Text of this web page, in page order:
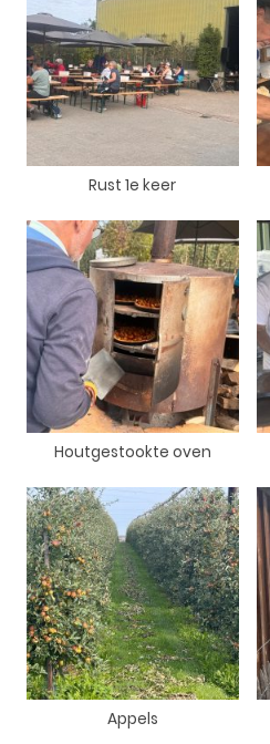
Rust 1e keer
Houtgestookte oven
Appels